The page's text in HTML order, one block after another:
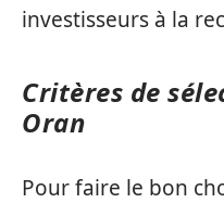
investisseurs à la
Critères de
Oran
Pour faire le bon